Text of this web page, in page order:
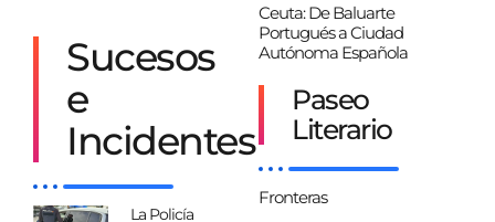
Sucesos
e
Incidentes
La Policía
Ceuta: De Baluarte
Portugués a Ciudad
Autónoma Española
Paseo
Literario
Fronteras